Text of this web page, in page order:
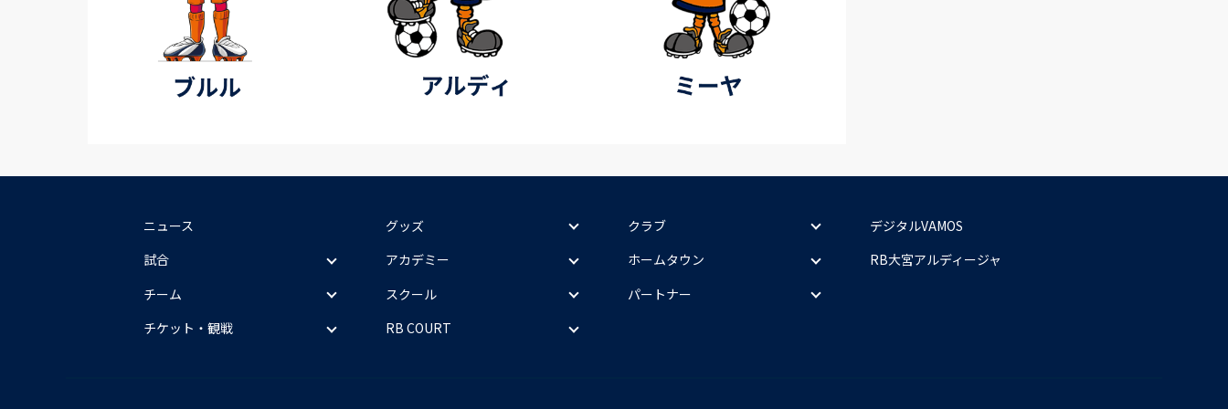
ニュース
試合
チーム
チケット・観戦
グッズ
アカデミー
スクール
RB COURT
クラブ
ホームタウン
パートナー
デジタルVAMOS
RB大宮アルディージャ